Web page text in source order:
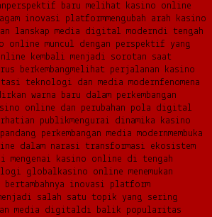
perspektif baru melihat kasino online
inovasi platformmengubah arah kasino
lanskap media digital moderndi tengah
online muncul dengan perspektif yang
kembali menjadi sorotan saat
berkembangmelihat perjalanan kasino
teknologi dan media modernfenomena
warna baru dalam perkembangan
online dan perubahan pola digital
publikmengurai dinamika kasino
perkembangan media modernmembuka
dalam narasi transformasi ekosistem
mengenai kasino online di tengah
globalkasino online menemukan
bertambahnya inovasi platform
salah satu topik yang sering
media digitaldi balik popularitas